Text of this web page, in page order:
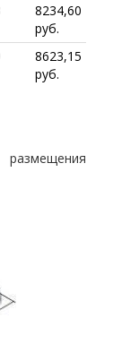
8234,60
руб.
8623,15
руб.